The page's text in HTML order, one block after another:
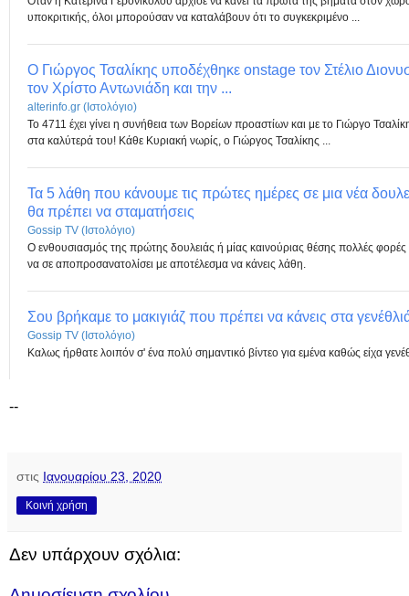
υποκριτικής, όλοι μπορούσαν να καταλάβουν ότι το συγκεκριμένο ...
Ο Γιώργος Τσαλίκης υποδέχθηκε onstage τον Στέλιο
τον Χρίστο Αντωνιάδη και την ...
alterinfo.gr (Ιστολόγιο)
Το 4711 έχει γίνει η συνήθεια των Βορείων προαστίων και με το Γιώργο
στα καλύτερά του! Κάθε Κυριακή νωρίς, ο Γιώργος Τσαλίκης ...
Τα 5 λάθη που κάνουμε τις πρώτες ημέρες σε μια νέα
θα πρέπει να σταματήσεις
Gossip TV (Ιστολόγιο)
Ο ενθουσιασμός της πρώτης δουλειάς ή μίας καινούριας θέσης πολλές φορές
να σε αποπροσανατολίσει με αποτέλεσμα να κάνεις λάθη.
Σου βρήκαμε το μακιγιάζ που πρέπει να κάνεις στα
Gossip TV (Ιστολόγιο)
Καλως ήρθατε λοιπόν σ' ένα πολύ σημαντικό βίντεο για εμένα καθώς είχα
--
στις Ιανουαρίου 23, 2020
Κοινή χρήση
Δεν υπάρχουν σχόλια: